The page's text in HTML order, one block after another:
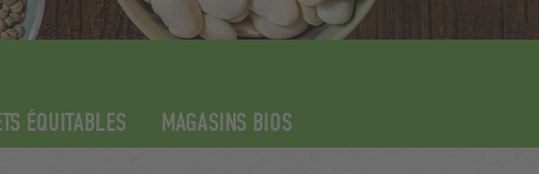
ÉQUITABLES MAGASINS BIOS